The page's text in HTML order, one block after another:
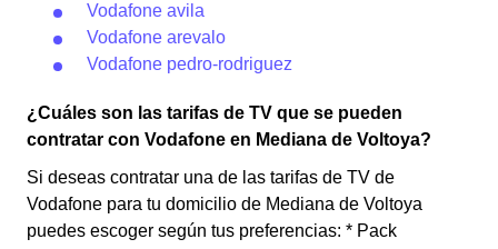
Vodafone avila
Vodafone arevalo
Vodafone pedro-rodriguez
¿Cuáles son las tarifas de TV que se pueden
contratar con Vodafone en Mediana de Voltoya?
Si deseas contratar una de las tarifas de TV de
Vodafone para tu domicilio de Mediana de Voltoya
puedes escoger según tus preferencias: * Pack